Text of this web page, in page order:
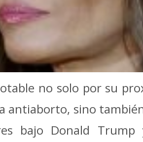
no solo por su
antiaborto, sino
bajo Donald